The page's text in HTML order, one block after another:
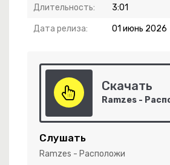
Длительность: 3:01
Дата релиза: 01 июнь 2026
Скачать
Ramzes -
Слушать
Ramzes - Расположи